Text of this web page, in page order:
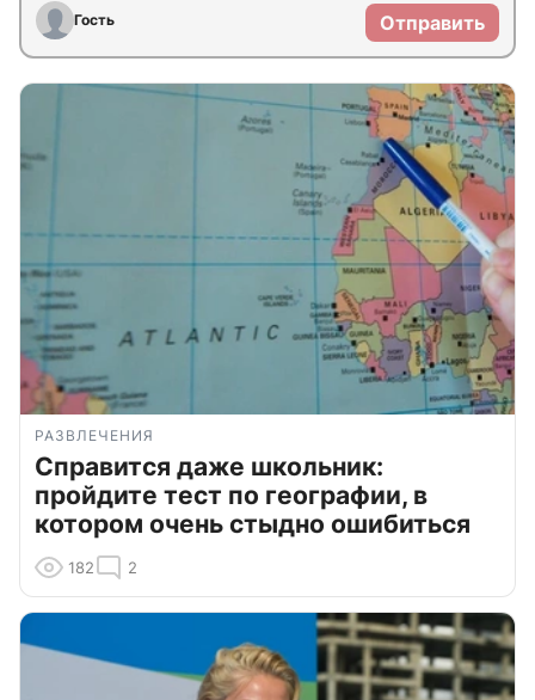
Гость Отправить
РАЗВЛЕЧЕНИЯ
Справится даже школьник:
пройдите тест по географии, в
котором очень стыдно ошибиться
182 2